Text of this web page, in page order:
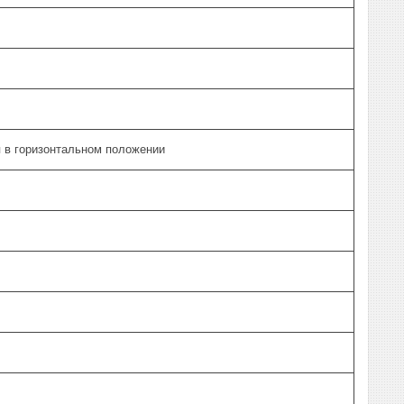
в горизонтальном положении